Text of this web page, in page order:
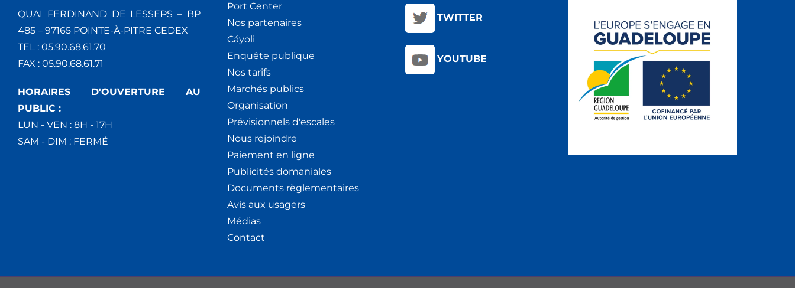
QUAI FERDINAND DE LESSEPS – BP
485 – 97165 POINTE-À-PITRE CEDEX
TEL : 05.90.68.61.70
FAX : 05.90.68.61.71
HORAIRES D'OUVERTURE AU
PUBLIC :
LUN - VEN : 8H - 17H
SAM - DIM : FERMÉ
Port Center
Nos partenaires
Cáyoli
Enquête publique
Nos tarifs
Marchés publics
Organisation
Prévisionnels d'escales
Nous rejoindre
Paiement en ligne
Publicités domaniales
Documents règlementaires
Avis aux usagers
Médias
Contact
TWITTER
YOUTUBE